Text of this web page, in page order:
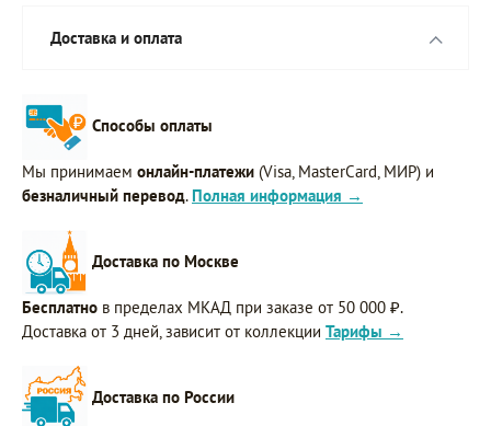
Доставка и оплата
Способы оплаты
Мы принимаем онлайн-платежи (Visa, MasterCard, МИР) и
безналичный перевод. Полная информация →
Доставка по Москве
Бесплатно в пределах МКАД при заказе от 50 000 ₽.
Доставка от 3 дней, зависит от коллекции Тарифы →
Доставка по России